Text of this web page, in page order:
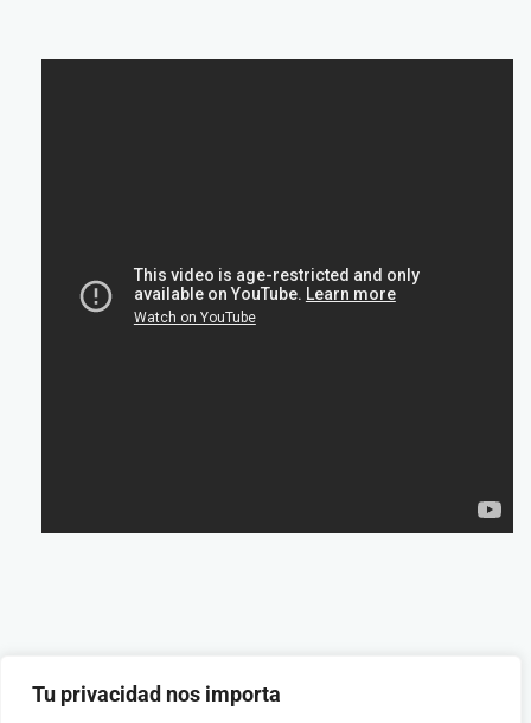
Tu privacidad nos importa